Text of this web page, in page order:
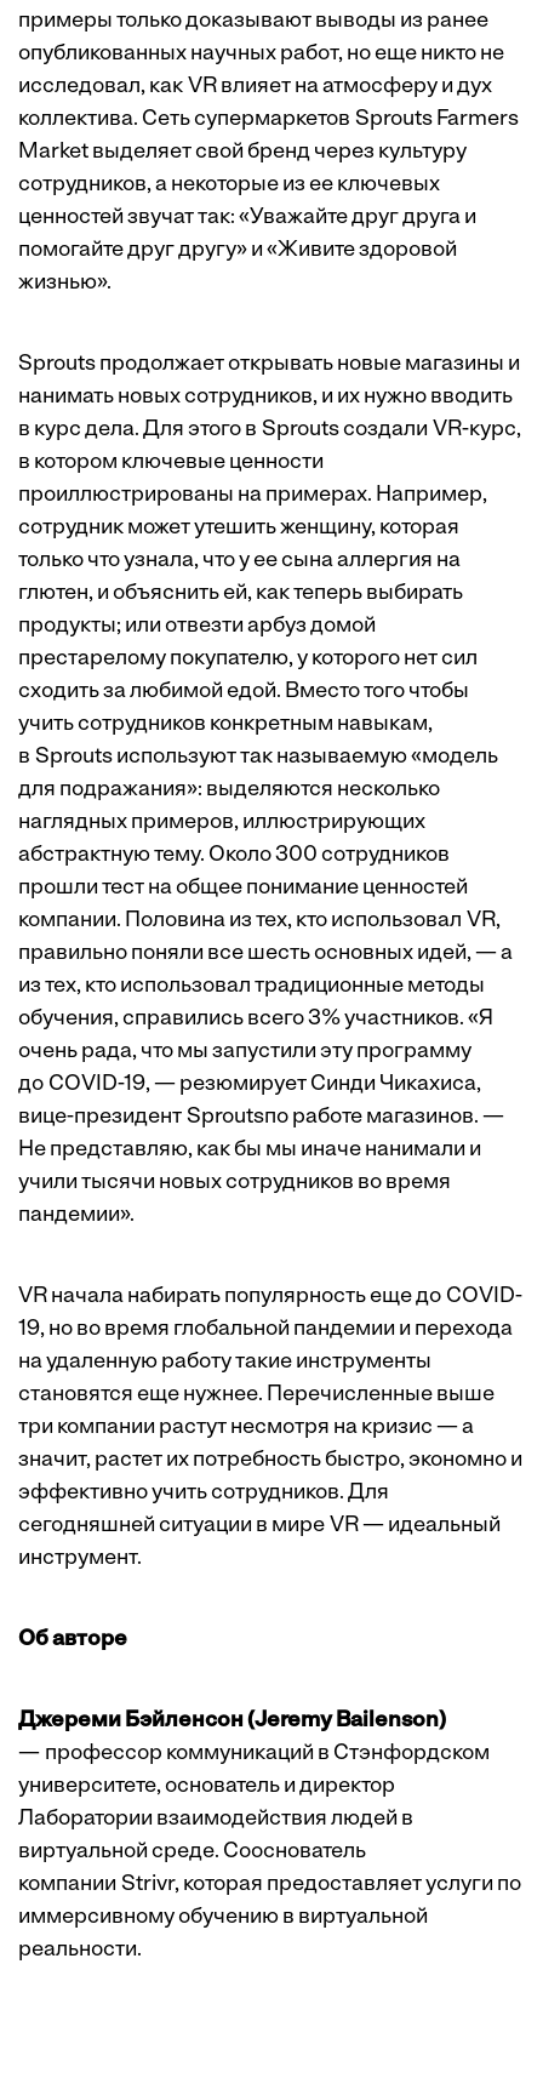
примеры только доказывают выводы из ранее
опубликованных научных работ, но еще никто не
исследовал, как VR влияет на атмосферу и дух
коллектива. Сеть супермаркетов Sprouts Farmers
Market выделяет свой бренд через культуру
сотрудников, а некоторые из ее ключевых
ценностей звучат так: «Уважайте друг друга и
помогайте друг другу» и «Живите здоровой
жизнью».
Sprouts продолжает открывать новые магазины и
нанимать новых сотрудников, и их нужно вводить
в курс дела. Для этого в Sprouts создали VR-курс,
в котором ключевые ценности
проиллюстрированы на примерах. Например,
сотрудник может утешить женщину, которая
только что узнала, что у ее сына аллергия на
глютен, и объяснить ей, как теперь выбирать
продукты; или отвезти арбуз домой
престарелому покупателю, у которого нет сил
сходить за любимой едой. Вместо того чтобы
учить сотрудников конкретным навыкам,
в Sprouts используют так называемую «модель
для подражания»: выделяются несколько
наглядных примеров, иллюстрирующих
абстрактную тему. Около 300 сотрудников
прошли тест на общее понимание ценностей
компании. Половина из тех, кто использовал VR,
правильно поняли все шесть основных идей, — а
из тех, кто использовал традиционные методы
обучения, справились всего 3% участников. «Я
очень рада, что мы запустили эту программу
до COVID-19, — резюмирует Синди Чикахиса,
вице-президент Sproutsпо работе магазинов. —
Не представляю, как бы мы иначе нанимали и
учили тысячи новых сотрудников во время
пандемии».
VR начала набирать популярность еще до COVID-
19, но во время глобальной пандемии и перехода
на удаленную работу такие инструменты
становятся еще нужнее. Перечисленные выше
три компании растут несмотря на кризис — а
значит, растет их потребность быстро, экономно и
эффективно учить сотрудников. Для
сегодняшней ситуации в мире VR — идеальный
инструмент.
Об авторе
Джереми Бэйленсон (Jeremy Bailenson)
— профессор коммуникаций в Стэнфордском
университете, основатель и директор
Лаборатории взаимодействия людей в
виртуальной среде. Сооснователь
компании Strivr, которая предоставляет услуги по
иммерсивному обучению в виртуальной
реальности.